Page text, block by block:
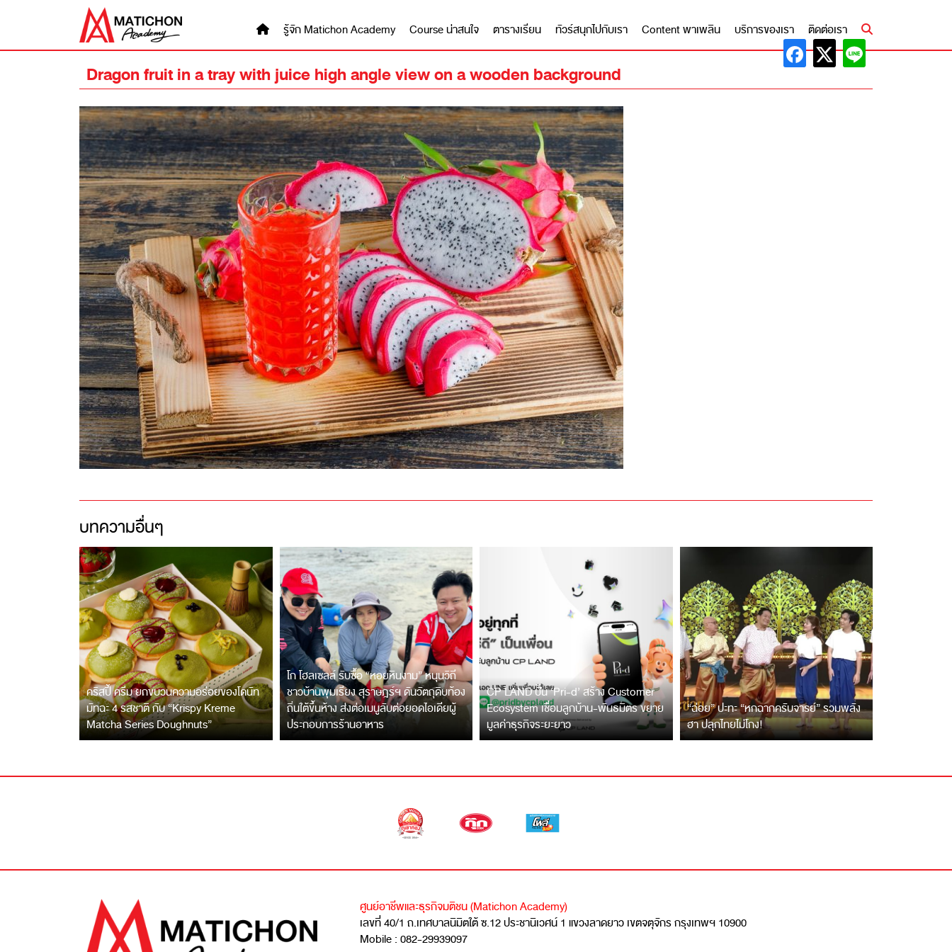
รู้จัก Matichon Academy Course น่าสนใจ ตารางเรียน ทัวร์สนุกไปกับเรา Content พาเพลิน บริการของเรา ติดต่อเรา
Dragon fruit in a tray with juice high angle view on a wooden background
บทความอื่นๆ
คริสปี้ ครีม ยกขบวนความอร่อยของโดนัท
มัทฉะ 4 รสชาติ กับ “Krispy Kreme
Matcha Series Doughnuts”
โก โฮลเซลล์ รับซื้อ “หอยหินงาม” หนุนวิถี
ชาวบ้านพุมเรียง สุราษฎร์ฯ ดันวัตถุดิบท้อง
ถิ่นใต้ขึ้นห้าง ส่งต่อเมนูลับต่อยอดไอเดียผู้
ประกอบการร้านอาหาร
CP LAND ปั้น ‘Pri-d’ สร้าง Customer
Ecosystem เชื่อมลูกบ้าน-พันธมิตร ขยาย
มูลค่าธุรกิจระยะยาว
“ฉ่อย” ปะทะ “หกฉากครับจารย์” รวมพลัง
ฮา ปลุกไทยไม่โกง!
ศูนย์อาชีพและธุรกิจมติชน (Matichon Academy)
เลขที่ 40/1 ถ.เทศบาลนิมิตใต้ ซ.12 ประชานิเวศน์ 1 แขวงลาดยาว เขตจตุจักร กรุงเทพฯ 10900
Mobile : 082-29939097